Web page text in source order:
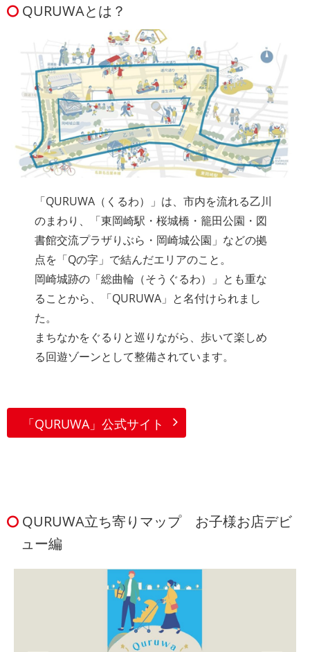
QURUWAとは？
「QURUWA（くるわ）」は、市内を流れる乙川
のまわり、「東岡崎駅・桜城橋・籠田公園・図
書館交流プラザりぶら・岡崎城公園」などの拠
点を「Qの字」で結んだエリアのこと。
岡崎城跡の「総曲輪（そうぐるわ）」とも重な
ることから、「QURUWA」と名付けられまし
た。
まちなかをぐるりと巡りながら、歩いて楽しめ
る回遊ゾーンとして整備されています。
「QURUWA」公式サイト
QURUWA立ち寄りマップ お子様お店デビ
ュー編